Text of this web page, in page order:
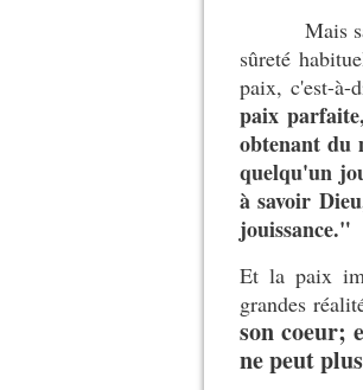
Mais
sûreté
paix, c'est-
paix
obtenant du
quelqu'un
à savoir
jouissance."
Et la paix
grandes
son coeur;
ne peut